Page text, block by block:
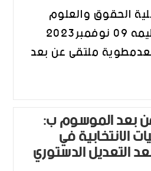
الحقوق والعلوم
السياسية تاريخ تنظيمه 09 نوفمبر2023
ملتقى عن بعد
بعد الموسوم ب:
الإنتخابية في
التعديل الدستوري